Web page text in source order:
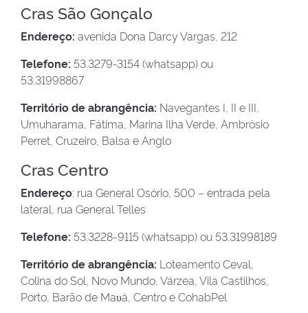
Cras São Gonçalo
Endereço: avenida Dona Darcy Vargas, 212
Telefone: 53.3279-3154 (whatsapp) ou
53.31998867
Território de abrangência: Navegantes I, II e III,
Umuharama, Fátima, Marina Ilha Verde, Ambrósio
Perret, Cruzeiro, Balsa e Anglo
Cras Centro
Endereço: rua General Osório, 500 – entrada pela
lateral, rua General Telles
Telefone: 53.3228-9115 (whatsapp) ou 53.31998189
Território de abrangência: Loteamento Ceval,
Colina do Sol, Novo Mundo, Várzea, Vila Castilhos,
Porto, Barão de Maυá, Centro e CohabPel